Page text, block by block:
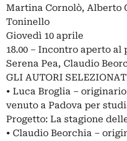
Martina Cornolò, Alberto
Toninello
Giovedì 10 aprile
18.00 – Incontro aperto
Serena Pea, Claudio
GLI AUTORI
• Luca Broglia –
venuto a Padova per
Progetto: La stagione
• Claudio Beorchia –